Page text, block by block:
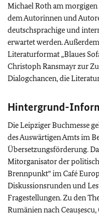
Michael Roth am morgigen
dem Autorinnen und
deutschsprachige und
erwartet werden.
Literaturformat „Blaues
Christoph Ransmayr zur
Dialogchancen, die
Hintergrund-
Die Leipziger Buchmesse
des Auswärtigen Amts im
Übersetzungsförderung.
Mitorganisator der
Brennpunkt“ im Café
Diskussionsrunden und
Fragestellungen. Zu den
Rumänien nach